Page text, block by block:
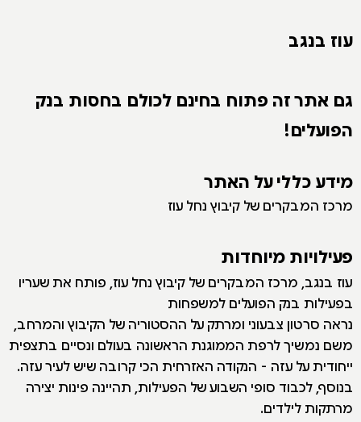
עוז בנגב
גם אתר זה פתוח בחינם לכולם בחסות בנק
הפועלים!
מידע כללי על האתר
מרכז המבקרים של קיבוץ נחל עוז
פעילויות מיוחדות
עוז בנגב, מרכז המבקרים של קיבוץ נחל עוז, פותח את שעריו
בפעילות בנק הפועלים למשפחות
נראה סרטון צבעוני ומרתק על ההסטוריה של הקיבוץ והמרחב,
משם נמשיך לרפת הממוגנת הראשונה בעולם ונסיים בתצפית
ייחודית על עזה - הנקודה האזרחית הכי קרובה שיש לעיר עזה.
בנוסף, לכבוד סופי השבוע של הפעילות, תהיינה פינות יצירה
מרתקות לילדים.